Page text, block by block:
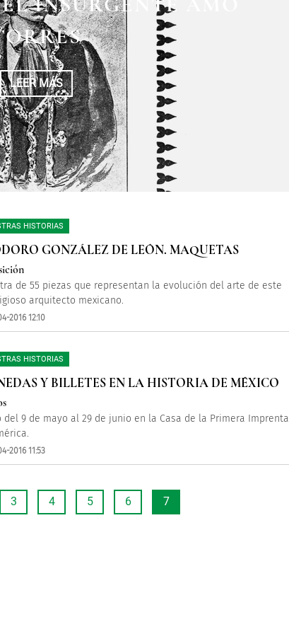
LEER MÁS
DE LA AMÉRICA
LEER MÁS
LEER MÁS
HISTORIAS
GONZÁLEZ DE LEÓN. MAQUETAS
de 55 piezas que representan la evolución del arte de este
arquitecto mexicano.
2016 12:10
HISTORIAS
Y BILLETES EN LA HISTORIA DE MÉXICO
del 9 de mayo al 29 de junio en la Casa de la Primera Imprenta
2016 11:53
3 4 5 6 7